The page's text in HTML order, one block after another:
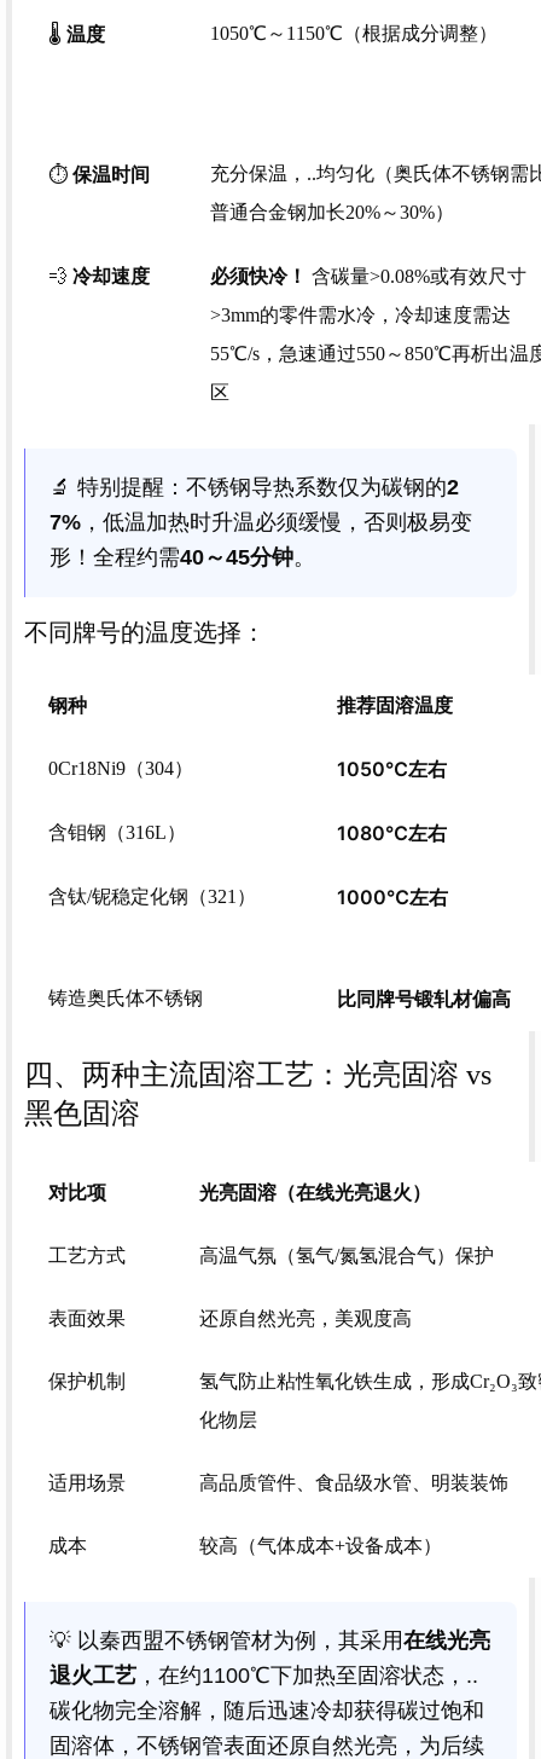
🌡️ 温度 1050℃～1150℃（根据成分调整）
⏱️ 保温时间
充分保温，..均匀化（奥氏体不锈钢需
普通合金钢加长20%～30%）
💨 冷却速度 必须快冷！ 含碳量>0.08%或有效尺寸
>3mm的零件需水冷，冷却速度需达
55℃/s，急速通过550～850℃再析出温
区
🔬 特别提醒：不锈钢导热系数仅为碳钢的2
7% ，低温加热时升温必须缓慢，否则极易变
形！全程约需40～45分钟。
不同牌号的温度选择：
钢种 推荐固溶温度
0Cr18Ni9（304） 1050℃左右
含钼钢（316L） 1080℃左右
含钛/铌稳定化钢（321） 1000℃左右
铸造奥氏体不锈钢 比同牌号锻轧材偏高
四、两种主流固溶工艺：光亮固溶 vs
黑色固溶
对比项 光亮固溶（在线光亮退火）
工艺方式 高温气氛（氢气/氮氢混合气）保护
表面效果 还原自然光亮，美观度高
保护机制
氢气防止粘性氧化铁生成，形成Cr₂O₃
化物层
适用场景 高品质管件、食品级水管、明装装饰
成本 较高（气体成本+设备成本）
💡 以秦西盟不锈钢管材为例，其采用在线光亮
退火工艺 ，在约1100℃下加热至固溶状态，..
碳化物完全溶解，随后迅速冷却获得碳过饱和
固溶体，不锈钢管表面还原自然光亮，为后续